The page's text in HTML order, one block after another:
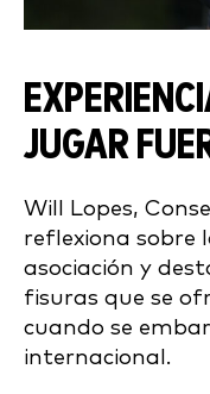
JUGAR
Will Lopes,
reflexiona sobre
asociación y
fisuras que se
cuando se
internacional.